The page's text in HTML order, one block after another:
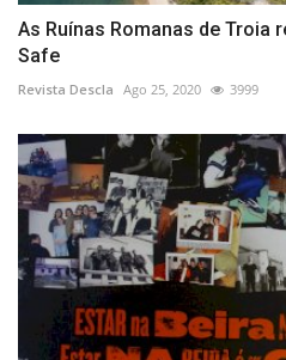
As Ruínas Romanas de Troia
Safe
Revista Descla Ago 25, 2020 3999